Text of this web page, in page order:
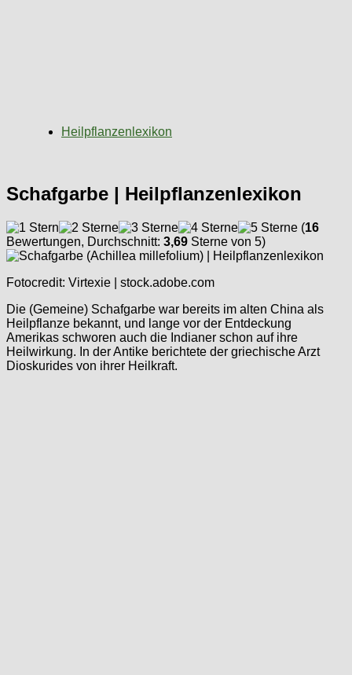
Heilpflanzenlexikon
Schafgarbe | Heilpflanzenlexikon
(16
Bewertungen, Durchschnitt: 3,69 Sterne von 5)
Fotocredit: Virtexie | stock.adobe.com
Die (Gemeine) Schafgarbe war bereits im alten China als
Heilpflanze bekannt, und lange vor der Entdeckung
Amerikas schworen auch die Indianer schon auf ihre
Heilwirkung. In der Antike berichtete der griechische Arzt
Dioskurides von ihrer Heilkraft.